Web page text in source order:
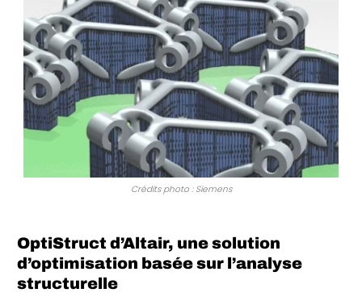
Crédits photo : Siemens
OptiStruct d’Altair, une solution
d’optimisation basée sur l’analyse
structurelle